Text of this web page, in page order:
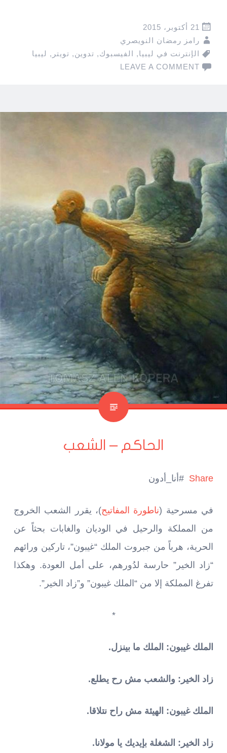
21 أكتوبر، 2015
رامز رمضان النويصري
الإنترنت في ليبيا, الفيسبوك, تدوين, تويتر , ليبيا
LEAVE A COMMENT
الحاكم – الشعب
Share #أنا_أدون
في مسرحية (ناطورة المفاتيح)، يقرر الشعب الخروج
من المملكة والرحيل في الوديان والغابات بحثاً عن
الحرية، هرباً من جبروت الملك “غيبون”، تاركين ورائهم
“زاد الخير” حارسة لدُورهم، على أمل العودة. وهكذا
تفرغ المملكة إلا من “الملك غيبون” و”زاد الخير”.
*
الملك غيبون: الملك ما بينزل.
زاد الخير: والشعب مش رح يطلع.
الملك غيبون: الهيئة مش راح نتلاقا.
زاد الخير: الشغلة بإيديك يا مولانا.